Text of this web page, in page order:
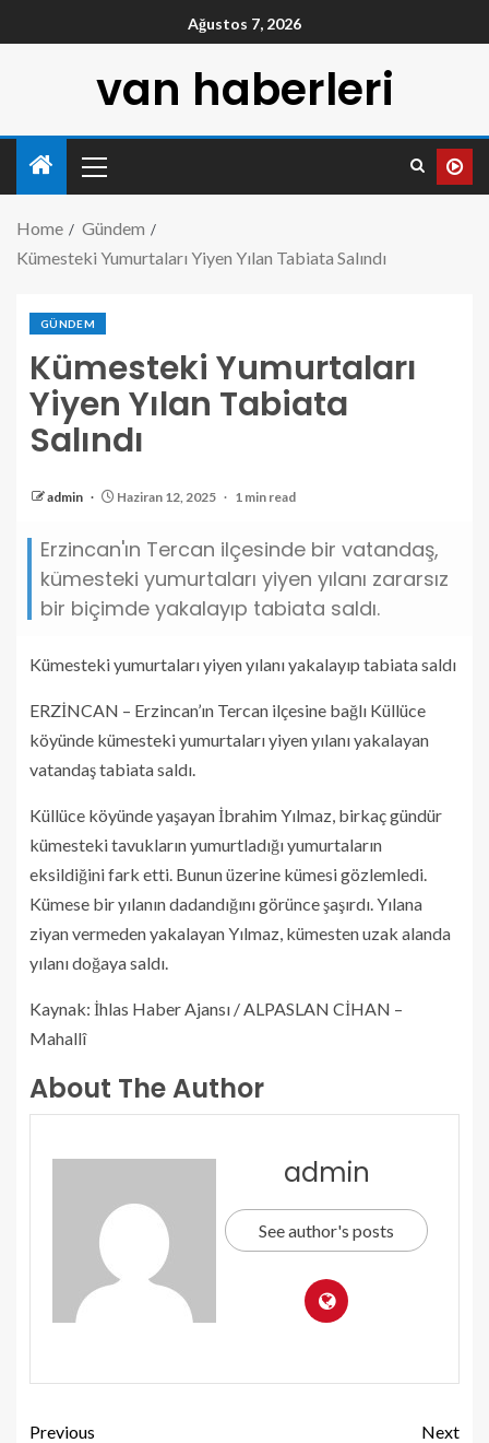
Ağustos 7, 2026
van haberleri
Home
Gündem
Kümesteki Yumurtaları Yiyen Yılan Tabiata Salındı
GÜNDEM
Kümesteki Yumurtaları
Yiyen Yılan Tabiata
Salındı
admin Haziran 12, 2025 1 min read
Erzincan'ın Tercan ilçesinde bir vatandaş,
kümesteki yumurtaları yiyen yılanı zararsız
bir biçimde yakalayıp tabiata saldı.
Kümesteki yumurtaları yiyen yılanı yakalayıp tabiata saldı
ERZİNCAN – Erzincan’ın Tercan ilçesine bağlı Küllüce
köyünde kümesteki yumurtaları yiyen yılanı yakalayan
vatandaş tabiata saldı.
Küllüce köyünde yaşayan İbrahim Yılmaz, birkaç gündür
kümesteki tavukların yumurtladığı yumurtaların
eksildiğini fark etti. Bunun üzerine kümesi gözlemledi.
Kümese bir yılanın dadandığını görünce şaşırdı. Yılana
ziyan vermeden yakalayan Yılmaz, kümesten uzak alanda
yılanı doğaya saldı.
Kaynak: İhlas Haber Ajansı / ALPASLAN CİHAN –
Mahallî
About The Author
admin
See author's posts
Previous
Next